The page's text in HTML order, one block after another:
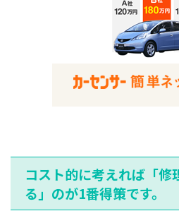
コスト的に考えれば「修
る」のが1番得策です。